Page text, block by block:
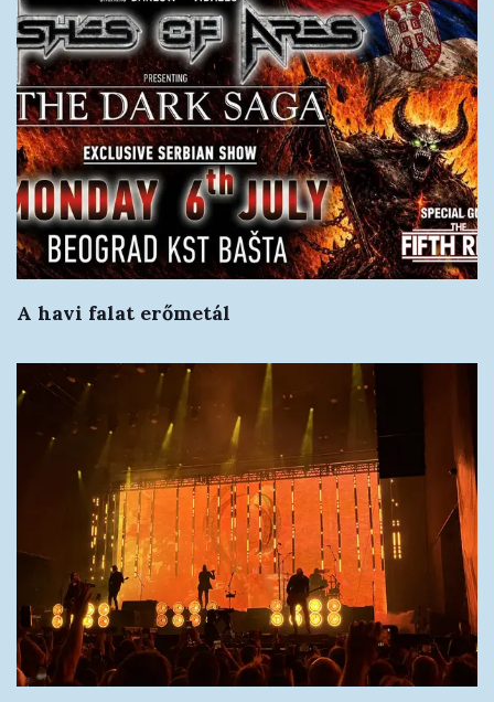
A havi falat erőmetál